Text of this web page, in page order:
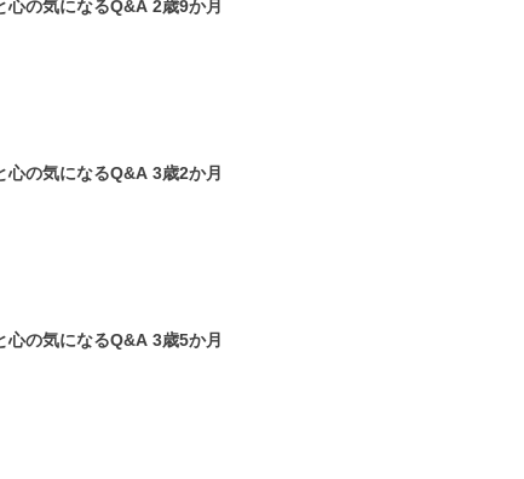
心の気になるQ&A 2歳9か月
【小児科医監修】 子どもの体と心の気になるQ&A 3歳2か月
心の気になるQ&A 3歳5か月